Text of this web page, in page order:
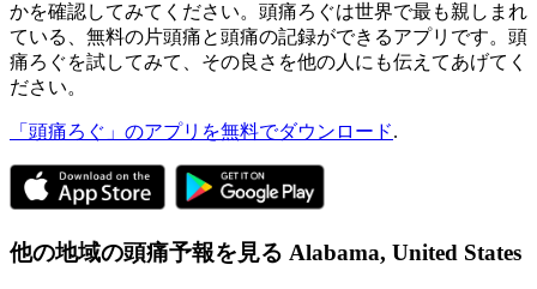
かを確認してみてください。頭痛ろぐは世界で最も親しまれ
ている、無料の片頭痛と頭痛の記録ができるアプリです。頭
痛ろぐを試してみて、その良さを他の人にも伝えてあげてく
ださい。
「頭痛ろぐ」のアプリを無料でダウンロード.
他の地域の頭痛予報を見る Alabama, United States